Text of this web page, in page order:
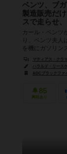
ベンツ、ブ
製造販売だ
スで走らせ
カール・ベンツ
り、ベンツ夫人
を機にガソリン
ていった。 あな
マティアス・クラ
ハラルド・リース
ADCブラックファイ
85
興味あり